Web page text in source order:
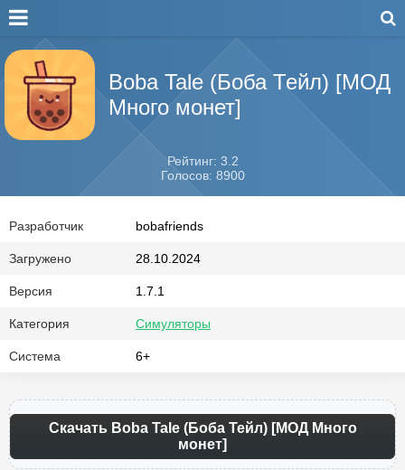
Boba Tale (Боба Тейл) [МОД
Много монет]
Рейтинг: 3.2
Голосов: 8900
Разработчик bobafriends
Загружено 28.10.2024
Версия 1.7.1
Категория Симуляторы
Система 6+
Скачать Boba Tale (Боба Тейл) [МОД Много
монет]